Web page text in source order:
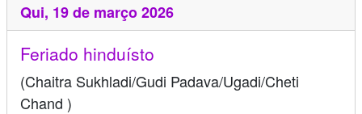
Qui, 19 de março 2026
Feriado hinduísto
(Chaitra Sukhladi/Gudi Padava/Ugadi/Cheti
Chand )